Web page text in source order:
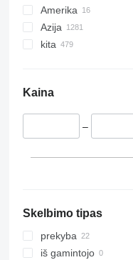
Nyderlandai
Lenkija
Vengrija
Rumunija
Amerika
Meksika
Azija
Gruzija
Turkija
kita
Peru
Moldova
Kaina
–
Skelbimo tipas
prekyba
iš gamintojo